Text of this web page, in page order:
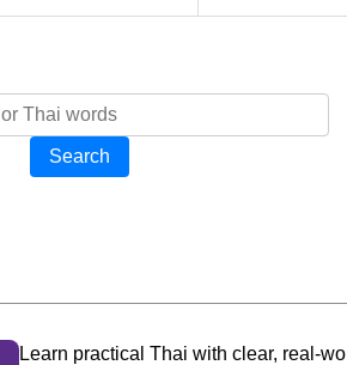
Search
Learn practical Thai with clear, real-